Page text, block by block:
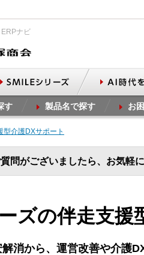
ナビ
す 製品名で探す お
型介護DXサポート
問がございましたら、お気軽
ズの伴走支援
消から、運営改善や介護